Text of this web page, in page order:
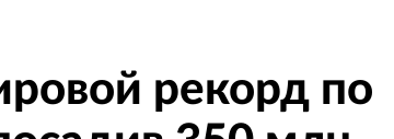
рекорд по